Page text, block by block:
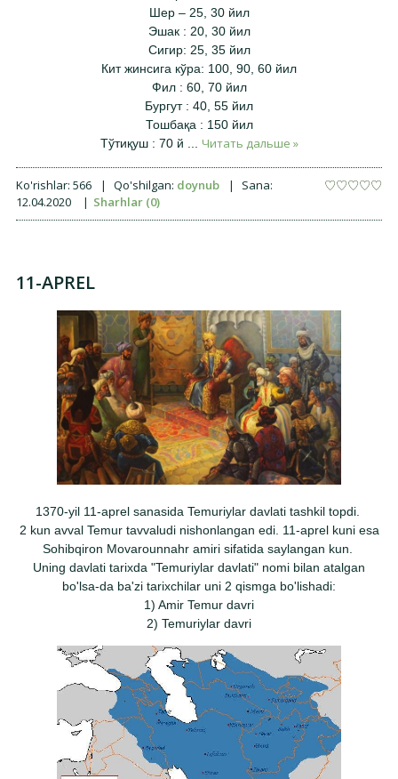
Шер – 25, 30 йил
Эшак : 20, 30 йил
Сигир: 25, 35 йил
Кит жинсига кўра: 100, 90, 60 йил
Фил : 60, 70 йил
Бургут : 40, 55 йил
Тошбақа : 150 йил
Тўтиқуш : 70 й
Читать дальше »
Ko'rishlar: 566 | Qo'shilgan: doynub |
Sana:
12.04.2020
| Sharhlar (0)
11-APREL
1370-yil 11-aprel sanasida Temuriylar davlati tashkil topdi.
2 kun avval Temur tavvaludi nishonlangan edi. 11-aprel kuni esa
Sohibqiron Movarounnahr amiri sifatida saylangan kun.
Uning davlati tarixda "Temuriylar davlati" nomi bilan atalgan
bo'lsa-da ba'zi tarixchilar uni 2 qismga bo'lishadi:
1) Amir Temur davri
2) Temuriylar davri